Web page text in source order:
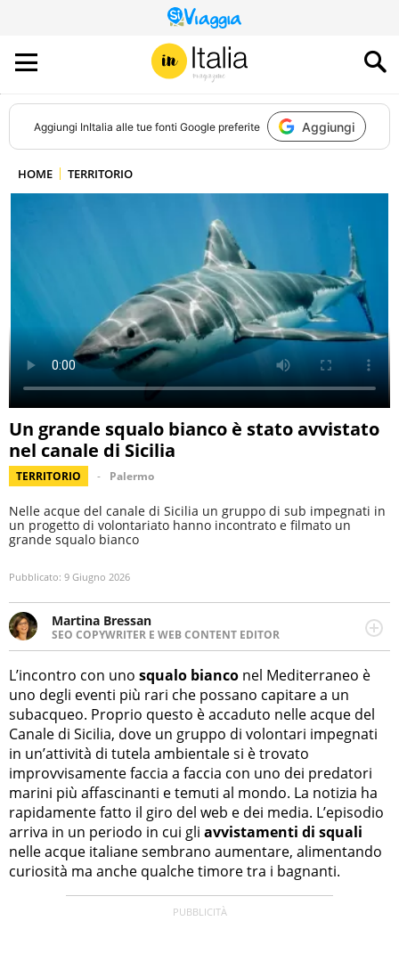
QUESTO
SITO
CONTRIBUISCE
ALL’AUDIENCE
DI
Aggiungi InItalia alle tue fonti Google preferite Aggiungi
HOME TERRITORIO
Un grande squalo bianco è stato avvistato
nel canale di Sicilia
TERRITORIO Palermo
Nelle acque del canale di Sicilia un gruppo di sub impegnati in
un progetto di volontariato hanno incontrato e filmato un
grande squalo bianco
Pubblicato: 9 Giugno 2026
Martina Bressan
SEO COPYWRITER E WEB CONTENT EDITOR
Appassionata di viaggi, di trail running e di yoga, ama
scoprire nuovi posti e nuove culture. Curiosa,
determinata e intraprendente adora leggere ma
soprattutto scrivere.
L’incontro con uno squalo bianco nel Mediterraneo è
uno degli eventi più rari che possano capitare a un
subacqueo. Proprio questo è accaduto nelle acque del
Canale di Sicilia, dove un gruppo di volontari impegnati
in un’attività di tutela ambientale si è trovato
improvvisamente faccia a faccia con uno dei predatori
marini più affascinanti e temuti al mondo. La notizia ha
rapidamente fatto il giro del web e dei media. L’episodio
arriva in un periodo in cui gli avvistamenti di squali
nelle acque italiane sembrano aumentare, alimentando
curiosità ma anche qualche timore tra i bagnanti.